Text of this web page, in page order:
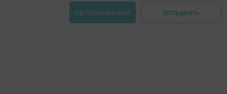
Авторизоваться Отправить